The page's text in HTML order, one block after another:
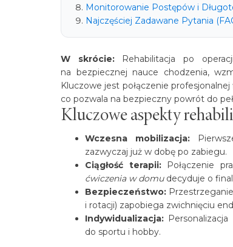
Monitorowanie Postępów i
Najczęściej Zadawane Pytania
W skrócie:Rehabilitacja po
na bezpiecznej nauce chodzenia,
Kluczowe jest połączenie
co pozwala na bezpieczny powrót do
Kluczowe aspekty
Wczesna mobilizacja:
zazwyczaj już w dobę po zabiegu.
Ciągłość terapii:Połączenie
ćwiczenia w domudecyduje o
Bezpieczeństwo:
i rotacji) zapobiega zwichnięciu
Indywidualizacja:
do sportu i hobby.